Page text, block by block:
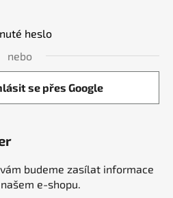
heslo
nebo
se přes Google
budeme zasílat informace
e-shopu.